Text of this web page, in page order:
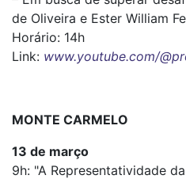
de Oliveira e Ester William
Horário: 14h
Link: www.youtube.com/
MONTE CARMELO
13 de março
9h: "A Representatividade